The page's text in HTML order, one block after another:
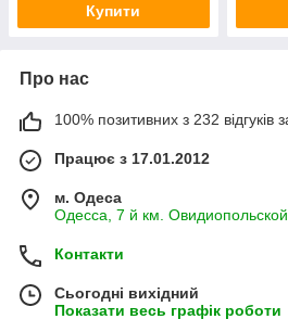
Купити
Про нас
100% позитивних з 232 відгуків
Працює з 17.01.2012
м. Одеса
Одесса, 7 й км.
Контакти
Сьогодні вихідний
Показати весь графік роботи